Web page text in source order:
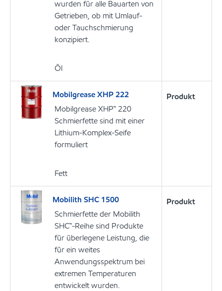
wurden für alle Bauarten von
Getrieben, ob mit Umlauf-
oder Tauchschmierung
konzipiert.
Öl
Mobilgrease XHP 222
Mobilgrease XHP™ 220
Schmierfette sind mit einer
Lithium-Komplex-Seife
formuliert
Fett
Produkt
Mobilith SHC 1500
Schmierfette der Mobilith
SHC™-Reihe sind Produkte
für überlegene Leistung, die
für ein weites
Anwendungsspektrum bei
extremen Temperaturen
entwickelt wurden.
Produkt